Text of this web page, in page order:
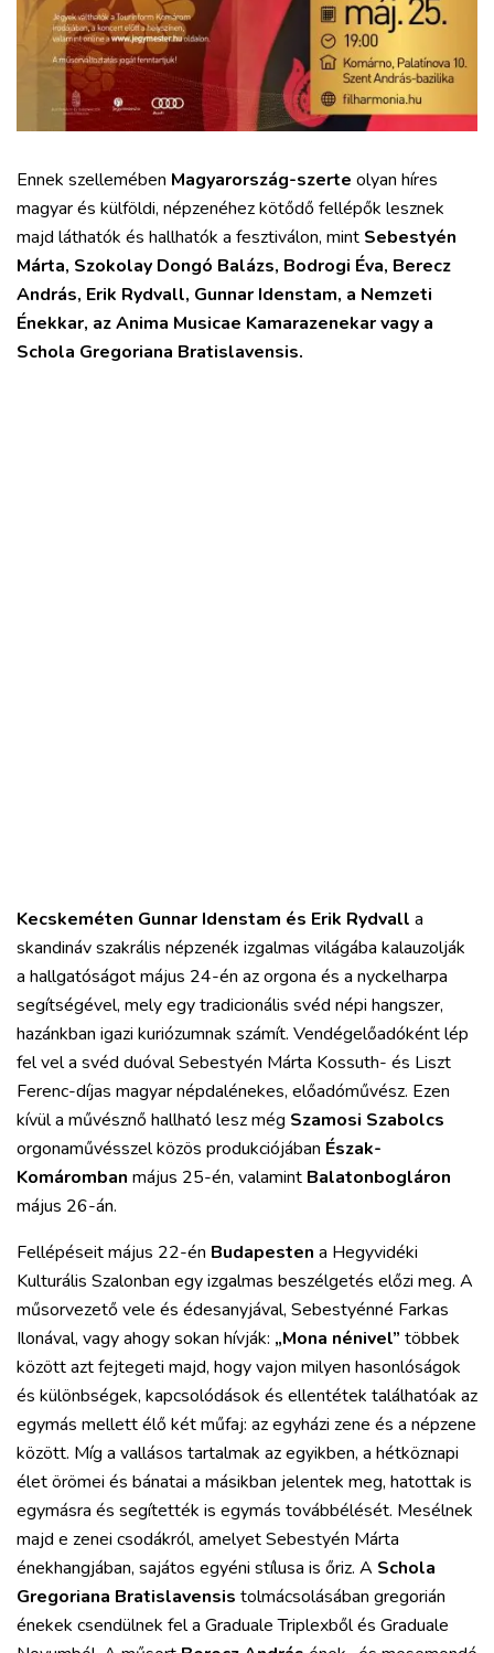
Ennek szellemében Magyarország-szerte olyan híres
magyar és külföldi, népzenéhez kötődő fellépők lesznek
majd láthatók és hallhatók a fesztiválon, mint Sebestyén
Márta, Szokolay Dongó Balázs, Bodrogi Éva, Berecz
András, Erik Rydvall, Gunnar Idenstam, a Nemzeti
Énekkar, az Anima Musicae Kamarazenekar vagy a
Schola Gregoriana Bratislavensis.
Kecskeméten Gunnar Idenstam és Erik Rydvall a
skandináv szakrális népzenék izgalmas világába kalauzolják
a hallgatóságot május 24-én az orgona és a nyckelharpa
segítségével, mely egy tradicionális svéd népi hangszer,
hazánkban igazi kuriózumnak számít. Vendégelőadóként lép
fel vel a svéd duóval Sebestyén Márta Kossuth- és Liszt
Ferenc-díjas magyar népdalénekes, előadóművész. Ezen
kívül a művésznő hallható lesz még Szamosi Szabolcs
orgonaművésszel közös produkciójában Észak-
Komáromban május 25-én, valamint Balatonbogláron
május 26-án.
Fellépéseit május 22-én Budapesten a Hegyvidéki
Kulturális Szalonban egy izgalmas beszélgetés előzi meg. A
műsorvezető vele és édesanyjával, Sebestyénné Farkas
Ilonával, vagy ahogy sokan hívják: „Mona nénivel” többek
között azt fejtegeti majd, hogy vajon milyen hasonlóságok
és különbségek, kapcsolódások és ellentétek találhatóak az
egymás mellett élő két műfaj: az egyházi zene és a népzene
között. Míg a vallásos tartalmak az egyikben, a hétköznapi
élet örömei és bánatai a másikban jelentek meg, hatottak is
egymásra és segítették is egymás továbbélését. Mesélnek
majd e zenei csodákról, amelyet Sebestyén Márta
énekhangjában, sajátos egyéni stílusa is őriz. A Schola
Gregoriana Bratislavensis tolmácsolásában gregorián
énekek csendülnek fel a Graduale Triplexből és Graduale